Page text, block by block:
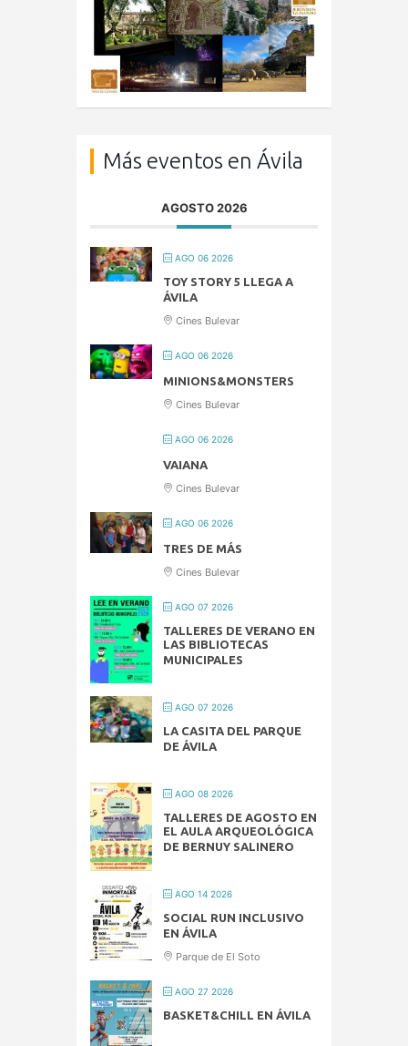
Más eventos en Ávila
AGOSTO 2026
AGO 06 2026
TOY STORY 5 LLEGA A
ÁVILA
Cines Bulevar
AGO 06 2026
MINIONS&MONSTERS
Cines Bulevar
AGO 06 2026
VAIANA
Cines Bulevar
AGO 06 2026
TRES DE MÁS
Cines Bulevar
AGO 07 2026
TALLERES DE VERANO EN
LAS BIBLIOTECAS
MUNICIPALES
AGO 07 2026
LA CASITA DEL PARQUE
DE ÁVILA
AGO 08 2026
TALLERES DE AGOSTO EN
EL AULA ARQUEOLÓGICA
DE BERNUY SALINERO
AGO 14 2026
SOCIAL RUN INCLUSIVO
EN ÁVILA
Parque de El Soto
AGO 27 2026
BASKET&CHILL EN ÁVILA